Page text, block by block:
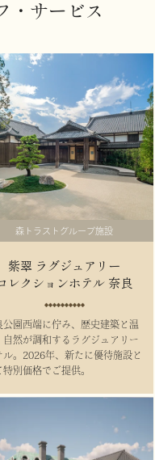
・サービス
森トラストグループ施設
紫翠 ラグジュアリー
レクションホテル 奈良
公園西端に佇み、歴史建築と温
自然が調和するラグジュアリー
ル。2026年、新たに優待施設と
特別価格でご提供。